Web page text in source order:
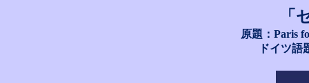
「
原題： Paris
ドイツ語